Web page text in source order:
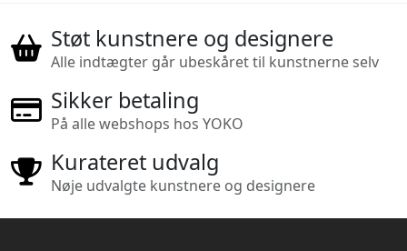
Støt kunstnere og designere
Alle indtægter går ubeskåret til kunstnerne selv
Sikker betaling
På alle webshops hos YOKO
Kurateret udvalg
Nøje udvalgte kunstnere og designere